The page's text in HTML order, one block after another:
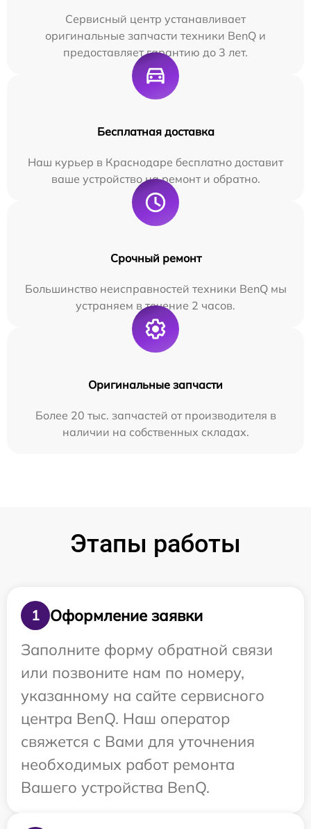
Сервисный центр устанавливает
оригинальные запчасти техники BenQ и
предоставляет гарантию до 3 лет.
Бесплатная доставка
Наш курьер в Краснодаре бесплатно доставит
ваше устройство на ремонт и обратно.
Срочный ремонт
Большинство неисправностей техники BenQ мы
устраняем в течение 2 часов.
Оригинальные запчасти
Более 20 тыс. запчастей от производителя в
наличии на собственных складах.
Этапы работы
1
Оформление заявки
Заполните форму обратной связи
или позвоните нам по номеру,
указанному на сайте сервисного
центра BenQ. Наш оператор
свяжется с Вами для уточнения
необходимых работ ремонта
Вашего устройства BenQ.